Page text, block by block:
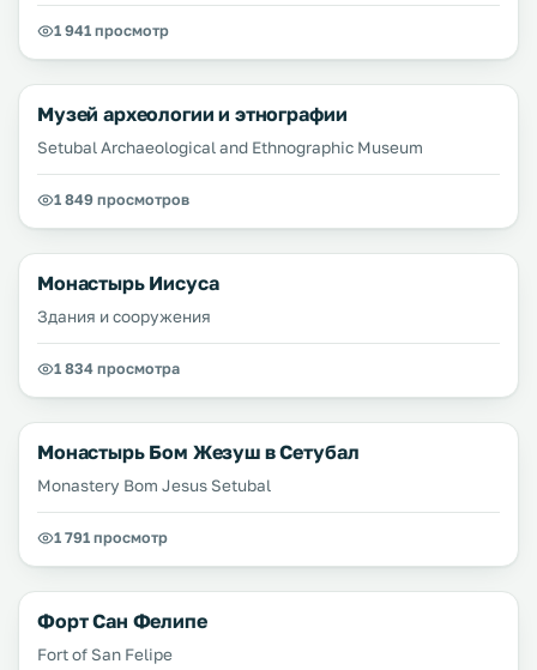
1 941 просмотр
Музей археологии и этнографии
Setubal Archaeological and Ethnographic Museum
1 849 просмотров
Монастырь Иисуса
Здания и сооружения
1 834 просмотра
Монастырь Бом Жезуш в Сетубал
Monastery Bom Jesus Setubal
1 791 просмотр
Форт Сан Фелипе
Fort of San Felipe